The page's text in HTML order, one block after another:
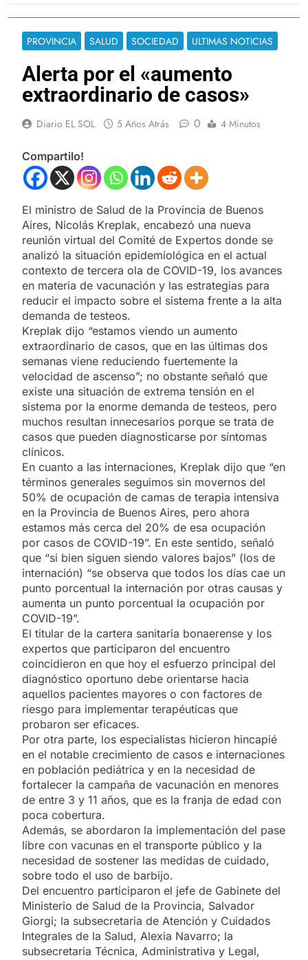
PROVINCIA SALUD SOCIEDAD ULTIMAS NOTICIAS
Alerta por el «aumento
extraordinario de casos»
Diario EL SOL 5 Años Atrás 0 4 Minutos
Compartilo!
El ministro de Salud de la Provincia de Buenos
Aires, Nicolás Kreplak, encabezó una nueva
reunión virtual del Comité de Expertos donde se
analizó la situación epidemiológica en el actual
contexto de tercera ola de COVID-19, los avances
en materia de vacunación y las estrategias para
reducir el impacto sobre el sistema frente a la alta
demanda de testeos.
Kreplak dijo “estamos viendo un aumento
extraordinario de casos, que en las últimas dos
semanas viene reduciendo fuertemente la
velocidad de ascenso”; no obstante señaló que
existe una situación de extrema tensión en el
sistema por la enorme demanda de testeos, pero
muchos resultan innecesarios porque se trata de
casos que pueden diagnosticarse por síntomas
clínicos.
En cuanto a las internaciones, Kreplak dijo que “en
términos generales seguimos sin movernos del
50% de ocupación de camas de terapia intensiva
en la Provincia de Buenos Aires, pero ahora
estamos más cerca del 20% de esa ocupación
por casos de COVID-19”. En este sentido, señaló
que “si bien siguen siendo valores bajos” (los de
internación) “se observa que todos los días cae un
punto porcentual la internación por otras causas y
aumenta un punto porcentual la ocupación por
COVID-19”.
El titular de la cartera sanitaria bonaerense y los
expertos que participaron del encuentro
coincidieron en que hoy el esfuerzo principal del
diagnóstico oportuno debe orientarse hacia
aquellos pacientes mayores o con factores de
riesgo para implementar terapéuticas que
probaron ser eficaces.
Por otra parte, los especialistas hicieron hincapié
en el notable crecimiento de casos e internaciones
en población pediátrica y en la necesidad de
fortalecer la campaña de vacunación en menores
de entre 3 y 11 años, que es la franja de edad con
poca cobertura.
Además, se abordaron la implementación del pase
libre con vacunas en el transporte público y la
necesidad de sostener las medidas de cuidado,
sobre todo el uso de barbijo.
Del encuentro participaron el jefe de Gabinete del
Ministerio de Salud de la Provincia, Salvador
Giorgi; la subsecretaria de Atención y Cuidados
Integrales de la Salud, Alexia Navarro; la
subsecretaria Técnica, Administrativa y Legal,